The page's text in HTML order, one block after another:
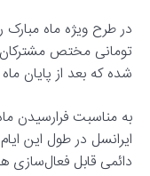
تومانی مختص مشترکان
شده که بعد از پایان
به مناسبت فرارسیدن
ایرانسل در طول این
دائمی قابل فعال‌سازی